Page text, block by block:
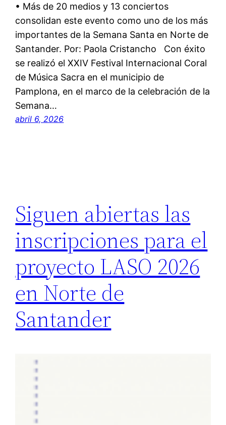
• Más de 20 medios y 13 conciertos
consolidan este evento como uno de los más
importantes de la Semana Santa en Norte de
Santander. Por: Paola Cristancho Con éxito
se realizó el XXIV Festival Internacional Coral
de Música Sacra en el municipio de
Pamplona, en el marco de la celebración de la
Semana…
abril 6, 2026
Siguen abiertas las
inscripciones para el
proyecto LASO 2026
en Norte de
Santander